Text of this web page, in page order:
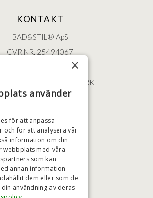
KONTAKT
BAD&STIL® ApS
CVR.NR. 25494067
ØSTERBROGADE 202
KØBENHAVN • DANMARK
+46 (0)79 008 12 60
KREDITVÄRDIGHET
BETALNINGSALTERNATIV
×
använder
för att anpassa
och för att analysera vår
information om din
webbplats med våra
som kan
annan information
dem eller som de
användning av deras